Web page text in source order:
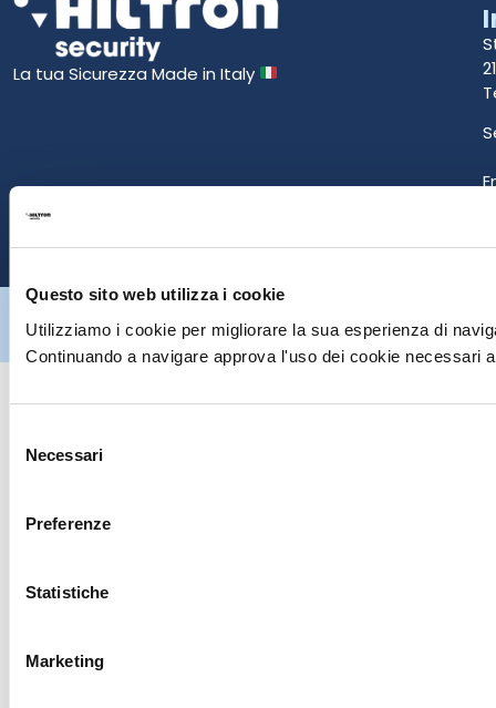
Questo sito web utilizza i cookie
Utilizziamo i cookie per migliorare la sua esperienza di
Continuando a navigare approva l'uso dei cookie necessari
delNecessari
Preferenze
Statistiche
Marketing
La tua Sicurezza Made in Italy
IT07395971216 | Design by avcommunication.it | Tutti i diritti sono
riservati